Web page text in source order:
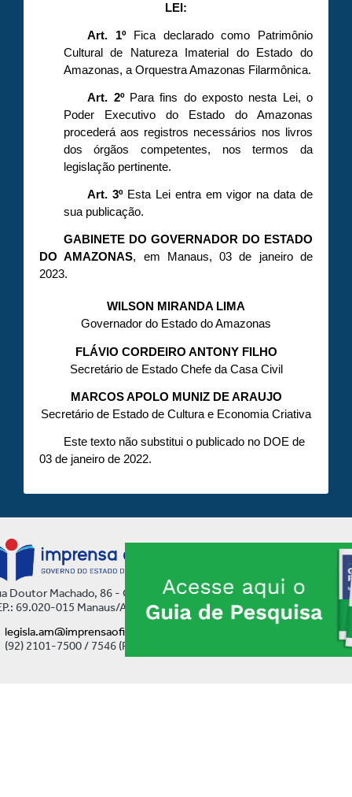
LEI:
Art. 1º
Fica declarado como Patrimônio
Cultural de Natureza Imaterial do Estado do
Amazonas, a Orquestra Amazonas Filarmônica.
Art. 2º Para fins do exposto nesta Lei, o
Poder Executivo do Estado do Amazonas
procederá aos registros necessários nos livros
dos órgãos competentes, nos termos da
legislação pertinente.
Art. 3º Esta Lei entra em vigor na data de
sua publicação.
GABINETE DO GOVERNADOR DO ESTADO
DO AMAZONAS, em Manaus, 03 de janeiro de
2023.
WILSON MIRANDA LIMA
Governador do Estado do Amazonas
FLÁVIO CORDEIRO ANTONY FILHO
Secretário de Estado Chefe da Casa Civil
MARCOS APOLO MUNIZ DE ARAUJO
Secretário de Estado de Cultura e Economia Criativa
Este texto não substitui o publicado no DOE de
03 de janeiro de 2022.
Doutor Machado, 86 - Centro
69.020-015 Manaus/AM
legisla.am@imprensaoficial.am.gov.br
(92) 2101-7500 / 7546 (Ramal)